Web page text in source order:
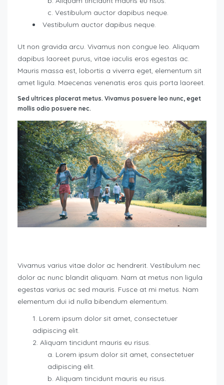
Vestibulum auctor dapibus neque.
Vestibulum auctor dapibus neque.
Ut non gravida arcu. Vivamus non congue leo. Aliquam
dapibus laoreet purus, vitae iaculis eros egestas ac.
Mauris massa est, lobortis a viverra eget, elementum sit
amet ligula. Maecenas venenatis eros quis porta laoreet.
Sed ultrices placerat metus. Vivamus posuere leo nunc, eget
mollis odio posuere nec.
Vivamus varius vitae dolor ac hendrerit. Vestibulum nec
dolor ac nunc blandit aliquam. Nam at metus non ligula
egestas varius ac sed mauris. Fusce at mi metus. Nam
elementum dui id nulla bibendum elementum.
Lorem ipsum dolor sit amet, consectetuer
adipiscing elit.
Aliquam tincidunt mauris eu risus.
Lorem ipsum dolor sit amet, consectetuer
adipiscing elit.
Aliquam tincidunt mauris eu risus.